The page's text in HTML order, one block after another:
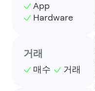
App
Hardware
거래
매수 거래